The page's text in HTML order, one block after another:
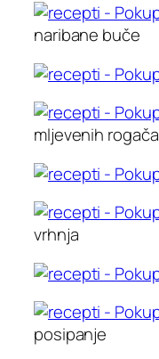
naribane buče
mljevenih rogača
vrhnja
posipanje